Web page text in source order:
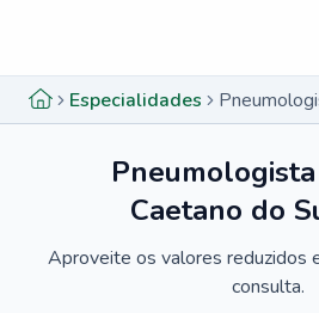
Especialidades
Caetano do
Aproveite os valores reduzidos
consulta.